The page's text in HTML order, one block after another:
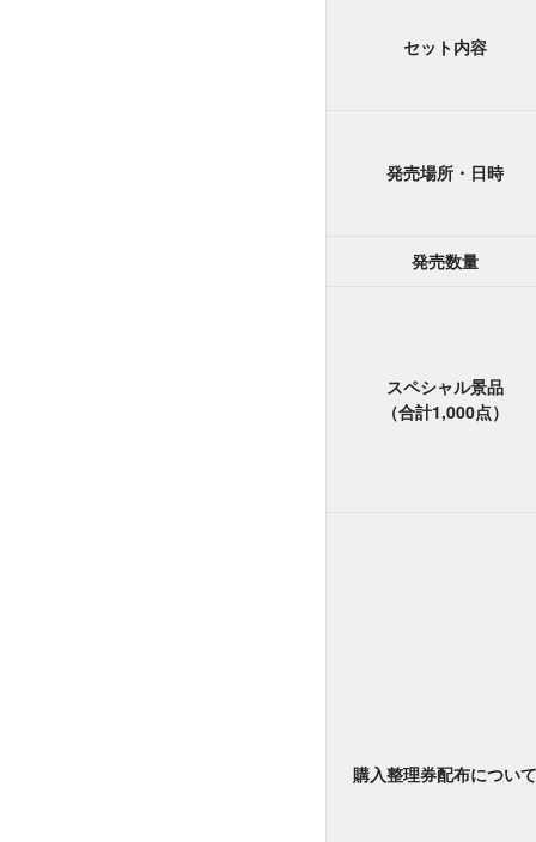
セット内容
発売場所・日時
発売数量
スペシャル景品
（合計1,000点）
購入整理券配布について